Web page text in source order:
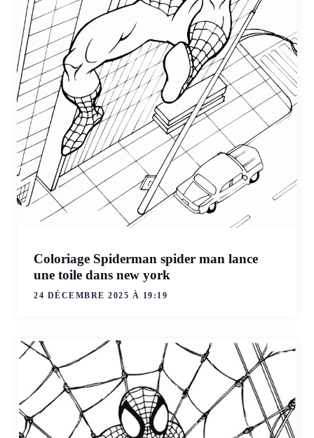
Coloriage Spiderman spider man lance
une toile dans new york
24 DÉCEMBRE 2025 À 19:19